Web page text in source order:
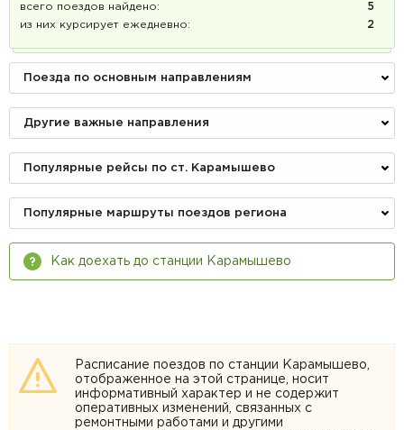
Расписание поездов по станции Карамышево,
отображенное на этой странице, носит
информативный характер и не содержит
оперативных изменений, связанных с
ремонтными работами и другими
всего поездов найдено:
5
из них курсирует ежедневно:
2
Поезда по основным направлениям
Другие важные направления
Популярные рейсы по ст. Карамышево
Популярные маршруты поездов региона
Как доехать до станции Карамышево